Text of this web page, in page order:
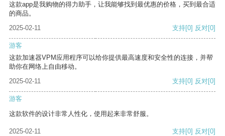
这款app是我购物的得力助手，让我能够找到最优惠的价格，买到最合适
的商品。
2025-02-11
支持[0] 反对[0]
游客
这款加速器VPM应用程序可以给你提供最高速度和安全性的连接，并帮
助你在网络上自由移动。
2025-02-11
支持[0] 反对[0]
游客
这款软件的设计非常人性化，使用起来非常舒服。
2025-02-11 支持[0] 反对[0]